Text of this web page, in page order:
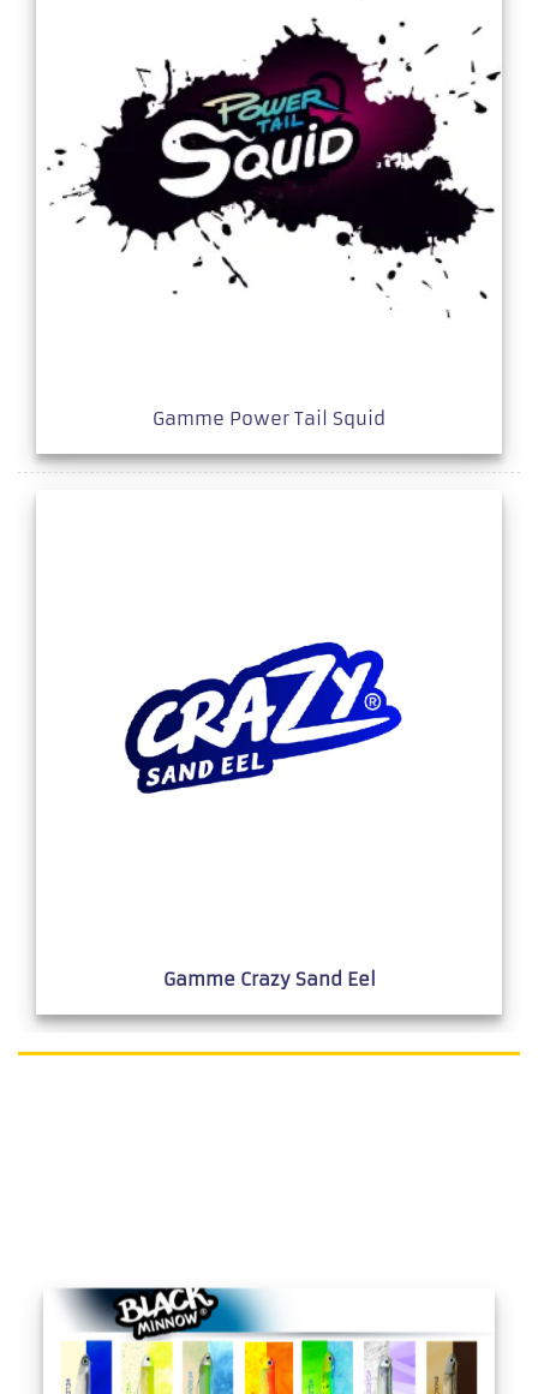
Gamme Power Tail Squid
Gamme Crazy Sand Eel